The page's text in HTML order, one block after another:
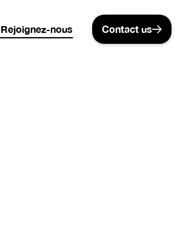
LNB recrute ! LNB recrute !
Rejoignez-nous Contact us